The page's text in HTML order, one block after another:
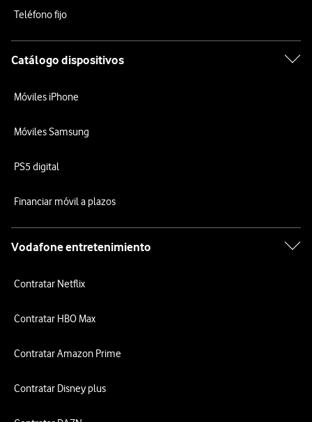
Teléfono fijo
Catálogo dispositivos
Móviles iPhone
Móviles Samsung
PS5 digital
Financiar móvil a plazos
Vodafone entretenimiento
Contratar Netflix
Contratar HBO Max
Contratar Amazon Prime
Contratar Disney plus